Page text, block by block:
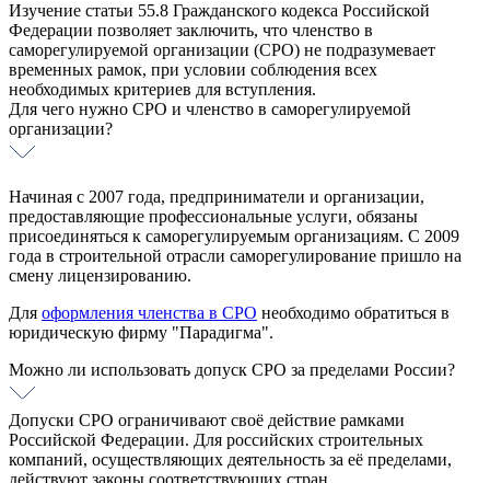
Изучение статьи 55.8 Гражданского кодекса Российской
Федерации позволяет заключить, что членство в
саморегулируемой организации (СРО) не подразумевает
временных рамок, при условии соблюдения всех
необходимых критериев для вступления.
Для чего нужно СРО и членство в саморегулируемой
организации?
Начиная с 2007 года, предприниматели и организации,
предоставляющие профессиональные услуги, обязаны
присоединяться к саморегулируемым организациям. С 2009
года в строительной отрасли саморегулирование пришло на
смену лицензированию.
Для оформления членства в СРО необходимо обратиться в
юридическую фирму "Парадигма".
Можно ли использовать допуск СРО за пределами России?
Допуски СРО ограничивают своё действие рамками
Российской Федерации. Для российских строительных
компаний, осуществляющих деятельность за её пределами,